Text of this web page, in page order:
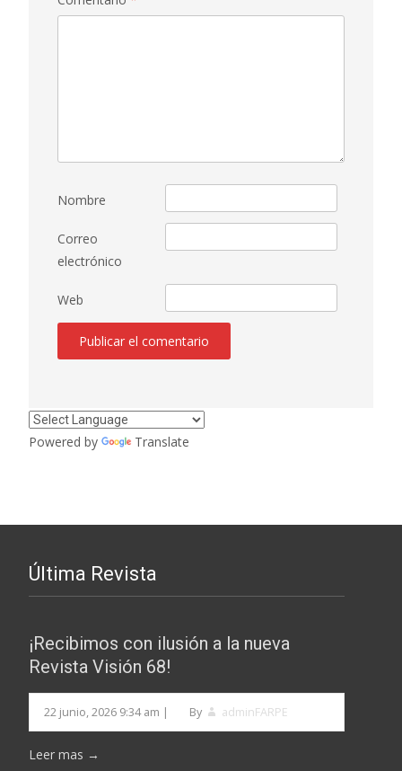
Nombre
Correo
electrónico
Web
Powered by Translate
Última Revista
¡Recibimos con ilusión a la nueva
Revista Visión 68!
22 junio, 2026 9:34 am | By adminFARPE
Leer mas →